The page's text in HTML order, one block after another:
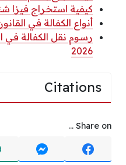
كيفية استخراج فيزا
أنواع الكفالة في القانون
رسوم نقل الكفالة في
2026
Citations
Share on ...